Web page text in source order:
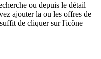
ou depuis le détail
ajouter la ou les offres de
de cliquer sur l'icône